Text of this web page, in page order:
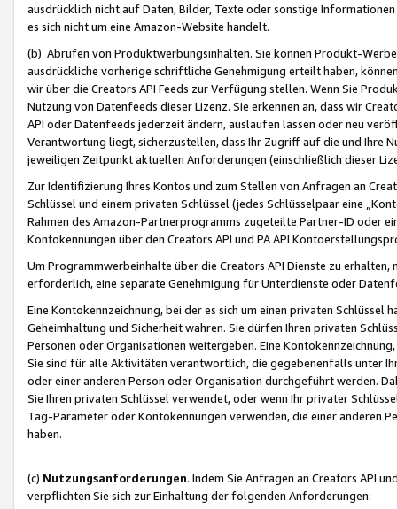
ausdrücklich nicht auf Daten, Bilder, Texte oder sonstige
es sich nicht um eine Amazon-Website handelt.
(b) Abrufen von Produktwerbungsinhalten. Sie können Produkt-
ausdrückliche vorherige schriftliche Genehmigung erteilt haben,
wir über die Creators API Feeds zur Verfügung stellen. Wenn Sie
Nutzung von Datenfeeds dieser Lizenz. Sie erkennen an, dass wir
API oder Datenfeeds jederzeit ändern, auslaufen lassen oder neu
Verantwortung liegt, sicherzustellen, dass Ihr Zugriff auf die und Ihre
jeweiligen Zeitpunkt aktuellen Anforderungen (einschließlich dieser
Zur Identifizierung Ihres Kontos und zum Stellen von Anfragen an
Schlüssel und einem privaten Schlüssel (jedes Schlüsselpaar eine
Rahmen des Amazon-Partnerprogramms zugeteilte Partner-ID oder
Kontokennungen über den Creators API und PA API
Um Programmwerbeinhalte über die Creators API Dienste zu
erforderlich, eine separate Genehmigung für Unterdienste oder
Eine Kontokennzeichnung, bei der es sich um einen privaten
Geheimhaltung und Sicherheit wahren. Sie dürfen Ihren privaten
Personen oder Organisationen weitergeben. Eine
Sie sind für alle Aktivitäten verantwortlich, die gegebenenfalls unter
oder einer anderen Person oder Organisation durchgeführt werden.
Sie Ihren privaten Schlüssel verwendet, oder wenn Ihr privater
Tag-Parameter oder Kontokennungen verwenden, die einer anderen
haben.
(c) Nutzungsanforderungen. Indem Sie Anfragen an Creators API
verpflichten Sie sich zur Einhaltung der folgenden Anforderungen: